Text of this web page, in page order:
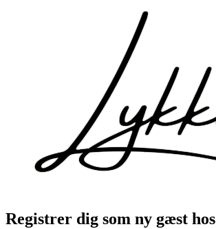
Registrer dig som ny gæst hos